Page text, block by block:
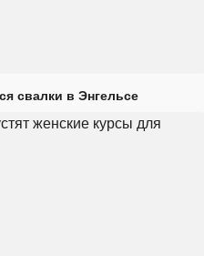
свалки в Энгельсе